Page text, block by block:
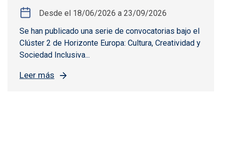
Desde el 18/06/2026 a 23/09/2026
Se han publicado una serie de convocatorias bajo el
Clúster 2 de Horizonte Europa: Cultura, Creatividad y
Sociedad Inclusiva...
Leer más